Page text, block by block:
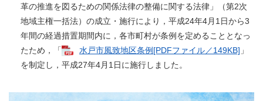
革の推進を図るための関係法律の整備に関する法律」（第2次
地域主権一括法）の成立・施行により，平成24年4月1日から3
年間の経過措置期間内に，各市町村が条例を定めることとなっ
たため，「
水戸市風致地区条例[PDFファイル／149KB] 」
を制定し，平成27年4月1日に施行しました。